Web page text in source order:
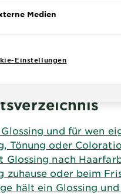
zuhause genauso einfach
und für wen
Tönung oder
Glossing nach
zuhause oder beim
hält ein Glossing
Medien
Einstellungen